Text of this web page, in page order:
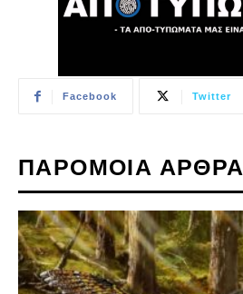
Facebook Twitter
ΠΑΡΟΜΟΙΑ ΑΡΘΡΑ